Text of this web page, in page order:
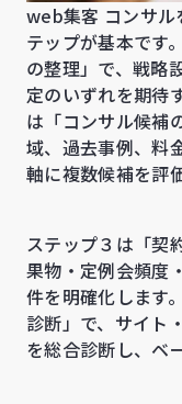
web集客 コンサル
テップが基本です
の整理」で、戦略
定のいずれを期待
は「コンサル候補
域、過去事例、料
軸に複数候補を評
ステップ３は「契
果物・定例会頻度
件を明確化します
診断」で、サイト
を総合診断し、ベ